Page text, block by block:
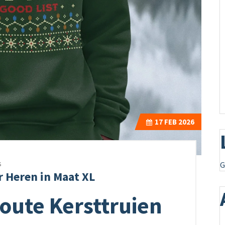
17FEB 2026
in Maat XL
Kersttruien